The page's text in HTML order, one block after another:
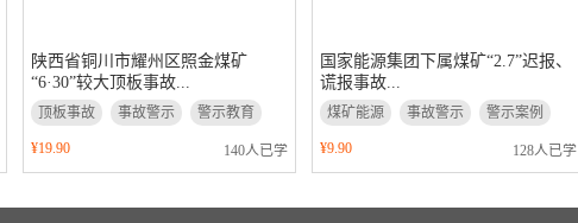
陕西省铜川市耀州区照金煤矿
“6·30”较大顶板事故...
顶板事故 事故警示 警示教育
¥19.90 140人已学
国家能源集团下属煤矿“2.7”迟报、
谎报事故...
煤矿能源 事故警示 警示案例
¥9.90 128人已学